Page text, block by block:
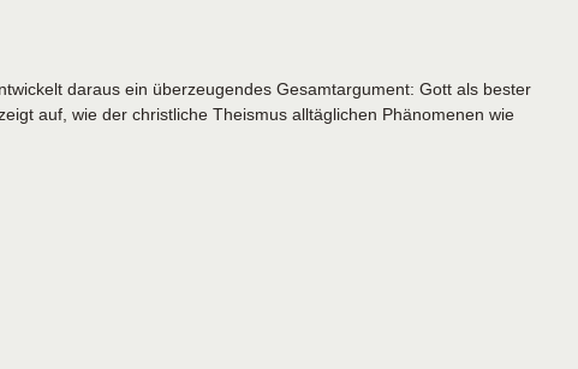
daraus ein überzeugendes Gesamtargument: Gott als bester
auf, wie der christliche Theismus alltäglichen Phänomenen wie